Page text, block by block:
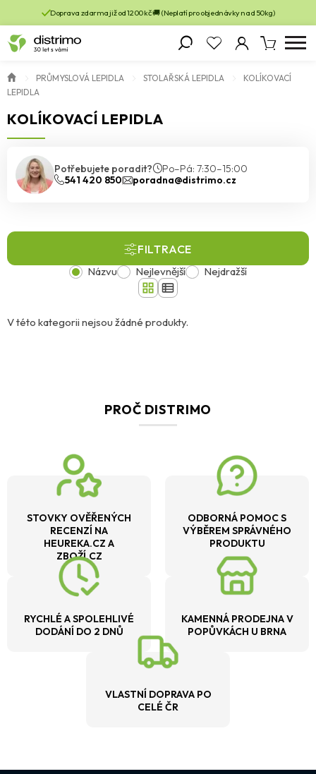
Doprava zdarma již od 1200 kč 🚚 (Neplatí pro objednávky nad 50kg)
PRŮMYSLOVÁ LEPIDLA STOLAŘSKÁ LEPIDLA
KOLÍKOVACÍ
LEPIDLA
KOLÍKOVACÍ LEPIDLA
Potřebujete poradit?
Po–Pá: 7:30–15:00
541 420 850
poradna@distrimo.cz
FILTRACE
Názvu Nejlevnější Nejdražší
V této kategorii nejsou žádné produkty.
PROČ DISTRIMO
STOVKY OVĚŘENÝCH
RECENZÍ NA
HEUREKA.CZ A
ZBOŽÍ.CZ
ODBORNÁ POMOC S
VÝBĚREM SPRÁVNÉHO
PRODUKTU
RYCHLÉ A SPOLEHLIVÉ
DODÁNÍ DO 2 DNŮ
KAMENNÁ PRODEJNA V
POPŮVKÁCH U BRNA
VLASTNÍ DOPRAVA PO
CELÉ ČR